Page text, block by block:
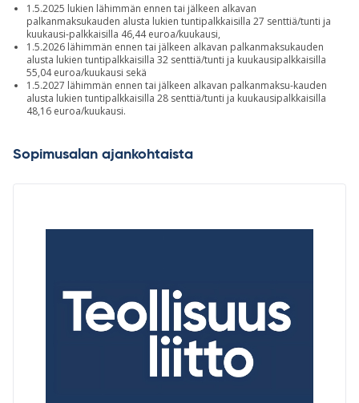
1.5.2025 lukien lähimmän ennen tai jälkeen alkavan
palkanmaksukauden alusta lukien tuntipalkkaisilla 27 senttiä/tunti ja
kuukausi-palkkaisilla 46,44 euroa/kuukausi,
1.5.2026 lähimmän ennen tai jälkeen alkavan palkanmaksukauden
alusta lukien tuntipalkkaisilla 32 senttiä/tunti ja kuukausipalkkaisilla
55,04 euroa/kuukausi sekä
1.5.2027 lähimmän ennen tai jälkeen alkavan palkanmaksu-kauden
alusta lukien tuntipalkkaisilla 28 senttiä/tunti ja kuukausipalkkaisilla
48,16 euroa/kuukausi.
Sopimusalan ajankohtaista